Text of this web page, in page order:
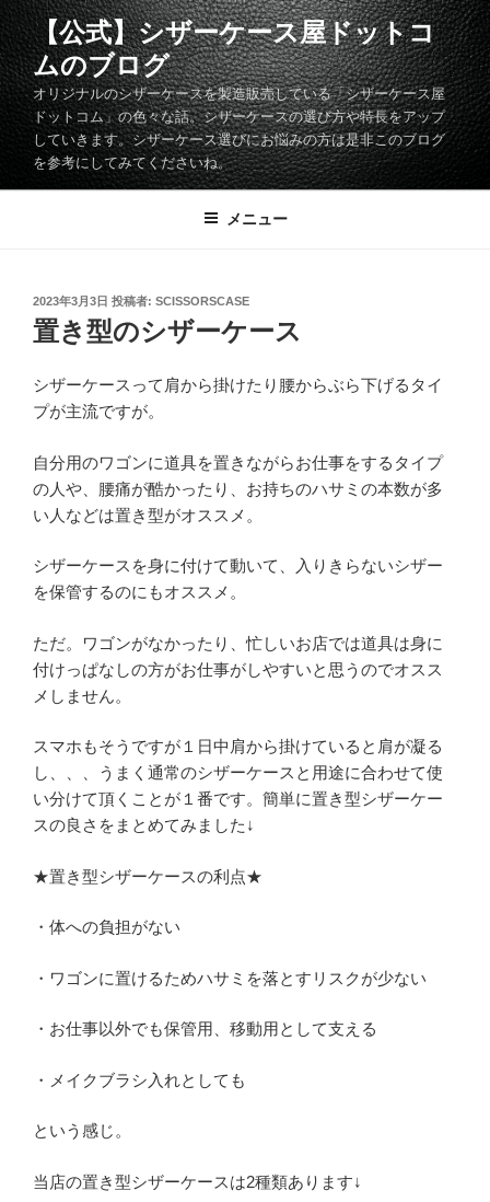
コ
ン
テ
ン
キ
【公式】シザーケース屋ドットコ
ムのブログ
オリジナルのシザーケースを製造販売している「シザーケース屋
ドットコム」の色々な話。シザーケースの選び方や特長をアップ
していきます。シザーケース選びにお悩みの方は是非このブログ
を参考にしてみてくださいね。
メニュー
投
稿
日:
2023年3月3日 投稿者: SCISSORSCASE
置き型のシザーケース
シザーケースって肩から掛けたり腰からぶら下げるタイ
プが主流ですが。
自分用のワゴンに道具を置きながらお仕事をするタイプ
の人や、腰痛が酷かったり、お持ちのハサミの本数が多
い人などは置き型がオススメ。
シザーケースを身に付けて動いて、入りきらないシザー
を保管するのにもオススメ。
ただ。ワゴンがなかったり、忙しいお店では道具は身に
付けっぱなしの方がお仕事がしやすいと思うのでオスス
メしません。
スマホもそうですが１日中肩から掛けていると肩が凝る
し、、、うまく通常のシザーケースと用途に合わせて使
い分けて頂くことが１番です。簡単に置き型シザーケー
スの良さをまとめてみました↓
★置き型シザーケースの利点★
・体への負担がない
・ワゴンに置けるためハサミを落とすリスクが少ない
・お仕事以外でも保管用、移動用として支える
・メイクブラシ入れとしても
という感じ。
当店の置き型シザーケースは2種類あります↓